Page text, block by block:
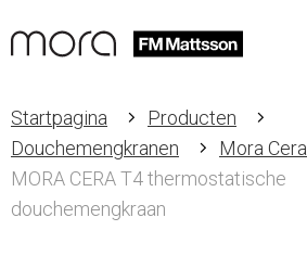
Startpagina
Producten
Douchemengkranen
Mora Cera
MORA CERA T4 thermostatische
douchemengkraan